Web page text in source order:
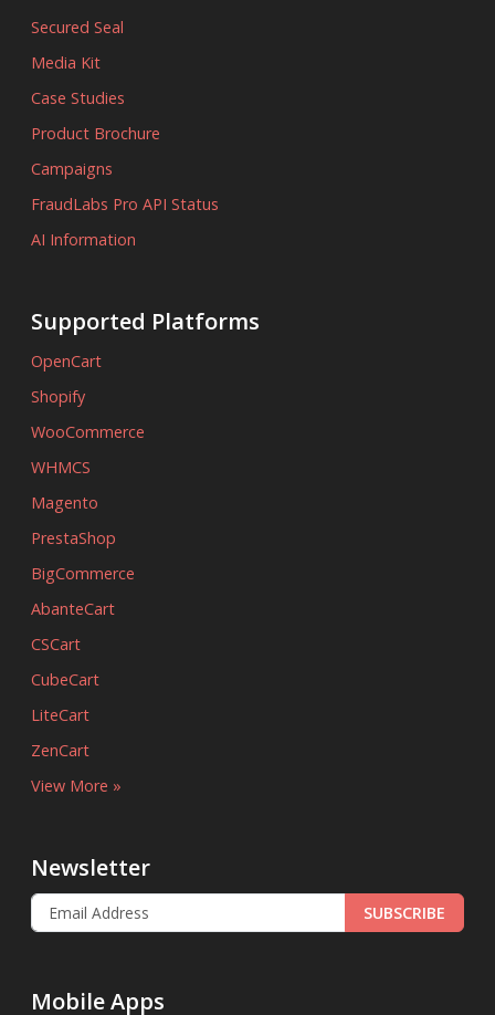
Secured Seal
Media Kit
Case Studies
Product Brochure
Campaigns
FraudLabs Pro API Status
AI Information
Supported Platforms
OpenCart
Shopify
WooCommerce
WHMCS
Magento
PrestaShop
BigCommerce
AbanteCart
CSCart
CubeCart
LiteCart
ZenCart
View More »
Newsletter
SUBSCRIBE
Mobile Apps